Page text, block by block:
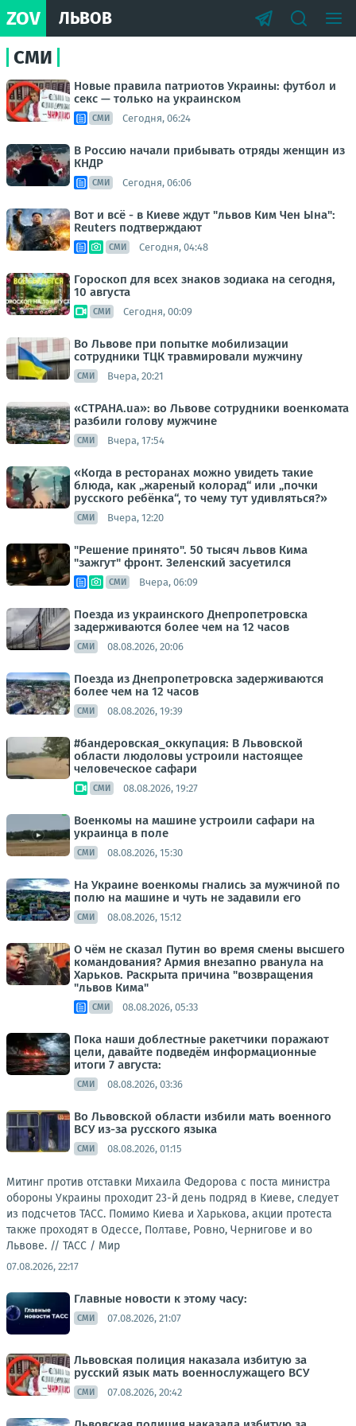
ZOV ЛЬВОВ
СМИ
Новые правила патриотов Украины: футбол и
секс — только на украинском
СМИ Сегодня, 06:24
В Россию начали прибывать отряды женщин из
КНДР
СМИ Сегодня, 06:06
Вот и всё - в Киеве ждут "львов Ким Чен Ына":
Reuters подтверждают
СМИ Сегодня, 04:48
Гороскоп для всех знаков зодиака на сегодня,
10 августа
СМИ Сегодня, 00:09
Во Львове при попытке мобилизации
сотрудники ТЦК травмировали мужчину
СМИ Вчера, 20:21
«СТРАНА.ua»: во Львове сотрудники военкомата
разбили голову мужчине
СМИ Вчера, 17:54
«Когда в ресторанах можно увидеть такие
блюда, как „жареный колорад“ или „почки
русского ребёнка“, то чему тут удивляться?»
СМИ Вчера, 12:20
"Решение принято". 50 тысяч львов Кима
"зажгут" фронт. Зеленский засуетился
СМИ Вчера, 06:09
Поезда из украинского Днепропетровска
задерживаются более чем на 12 часов
СМИ 08.08.2026, 20:06
Поезда из Днепропетровска задерживаются
более чем на 12 часов
СМИ 08.08.2026, 19:39
#бандеровская_оккупация: В Львовской
области людоловы устроили настоящее
человеческое сафари
СМИ 08.08.2026, 19:27
Военкомы на машине устроили сафари на
украинца в поле
СМИ 08.08.2026, 15:30
На Украине военкомы гнались за мужчиной по
полю на машине и чуть не задавили его
СМИ 08.08.2026, 15:12
О чём не сказал Путин во время смены высшего
командования? Армия внезапно рванула на
Харьков. Раскрыта причина "возвращения
"львов Кима"
СМИ 08.08.2026, 05:33
Пока наши доблестные ракетчики поражают
цели, давайте подведём информационные
итоги 7 августа:
СМИ 08.08.2026, 03:36
Во Львовской области избили мать военного
ВСУ из-за русского языка
СМИ 08.08.2026, 01:15
Митинг против отставки Михаила Федорова с поста министра
обороны Украины проходит 23-й день подряд в Киеве, следует
из подсчетов ТАСС. Помимо Киева и Харькова, акции протеста
также проходят в Одессе, Полтаве, Ровно, Чернигове и во
Львове. // ТАСС / Мир
07.08.2026, 22:17
Главные новости к этому часу:
СМИ 07.08.2026, 21:07
Львовская полиция наказала избитую за
русский язык мать военнослужащего ВСУ
СМИ 07.08.2026, 20:42